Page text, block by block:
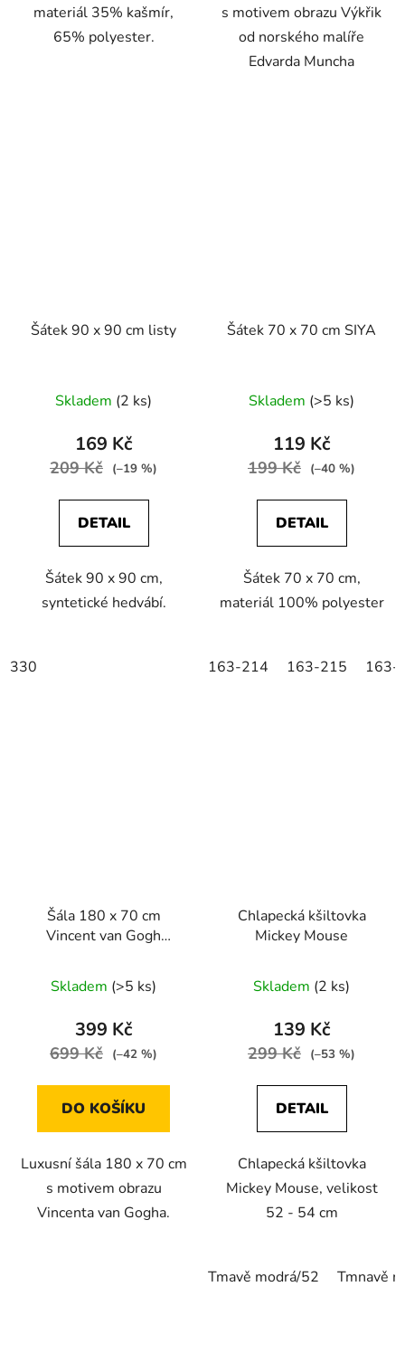
materiál 35% kašmír,
65% polyester.
s motivem obrazu Výkřik
od norského malíře
Edvarda Muncha
Šátek 90 x 90 cm listy
Skladem (2 ks)
169 Kč
209 Kč (–19 %)
DETAIL
Šátek 90 x 90 cm,
syntetické hedvábí.
330
Šátek 70 x 70 cm SIYA
Skladem (>5 ks)
119 Kč
199 Kč (–40 %)
DETAIL
Šátek 70 x 70 cm,
materiál 100% polyester
163-214 163-215 163-
Šála 180 x 70 cm
Vincent van Gogh
Skladem (>5 ks)
399 Kč
699 Kč (–42 %)
DO KOŠÍKU
Luxusní šála 180 x 70 cm
s motivem obrazu
Vincenta van Gogha.
Chlapecká kšiltovka
Mickey Mouse
Skladem (2 ks)
139 Kč
299 Kč (–53 %)
DETAIL
Chlapecká kšiltovka
Mickey Mouse, velikost
52 - 54 cm
Tmavě modrá/52 Tmnavě